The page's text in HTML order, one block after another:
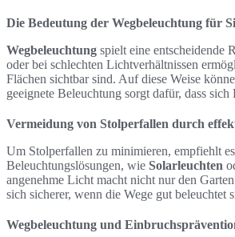
Die Bedeutung der Wegbeleuchtung für
Wegbeleuchtung spielt eine entscheidende
oder bei schlechten Lichtverhältnissen
Flächen sichtbar sind. Auf diese Weise
geeignete Beleuchtung sorgt dafür, dass
Vermeidung von Stolperfallen durch
Um Stolperfallen zu minimieren, empfiehlt
Beleuchtungslösungen, wie Solarleuchten
angenehme Licht macht nicht nur den
sich sicherer, wenn die Wege gut
Wegbeleuchtung und